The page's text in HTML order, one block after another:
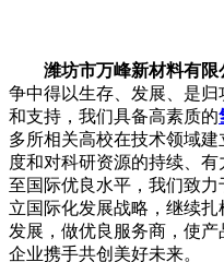
潍坊市万峰新材料有限
争中得以生存、发展、是
和支持，我们具备高素质的
多所相关高校在技术领域
度和对科研资源的持续、
至国际优良水平，我们致
立国际化发展战略，继续扎
发展，做优良服务商，使
企业携手共创美好未来。